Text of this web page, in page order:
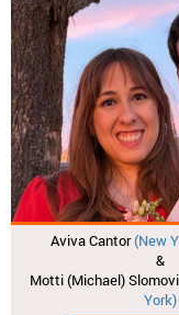
Aviva Cantor(New
&
Motti (Michael)
York)